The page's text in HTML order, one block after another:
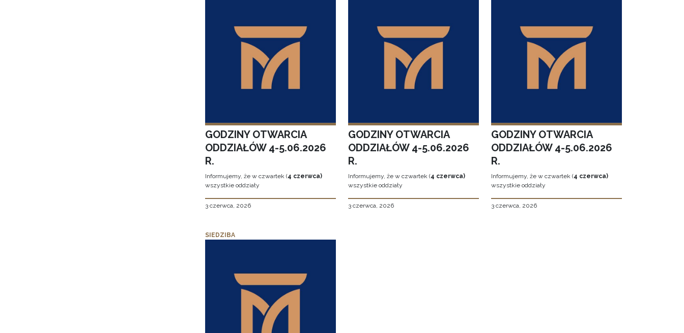
GODZINY OTWARCIA
ODDZIAŁÓW 4-5.06.2026
R.
Informujemy, że w czwartek (4 czerwca)
wszystkie oddziały
3 czerwca, 2026
GODZINY OTWARCIA
ODDZIAŁÓW 4-5.06.2026
R.
Informujemy, że w czwartek (4 czerwca)
wszystkie oddziały
3 czerwca, 2026
GODZINY OTWARCIA
ODDZIAŁÓW 4-5.06.2026
R.
Informujemy, że w czwartek (4 czerwca)
wszystkie oddziały
3 czerwca, 2026
SIEDZIBA